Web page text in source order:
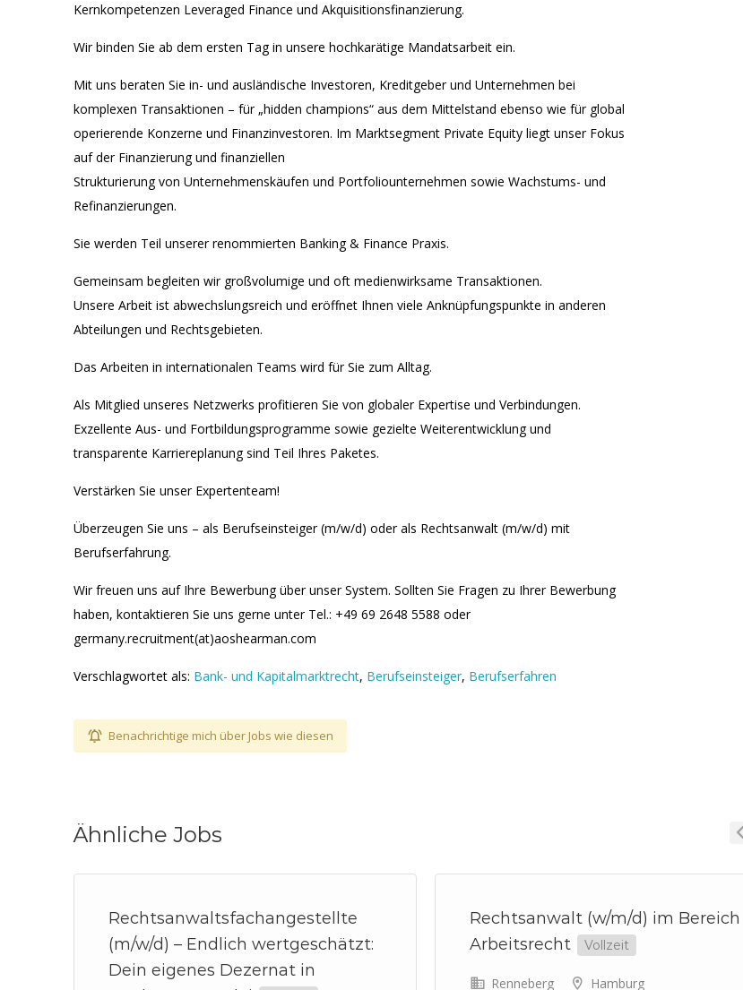
Kernkompetenzen Leveraged Finance und Akquisitionsfinanzierung.
Wir binden Sie ab dem ersten Tag in unsere hochkarätige Mandatsarbeit ein.
Mit uns beraten Sie in- und ausländische Investoren, Kreditgeber und Unternehmen bei
komplexen Transaktionen – für „hidden champions“ aus dem Mittelstand ebenso wie für global
operierende Konzerne und Finanzinvestoren. Im Marktsegment Private Equity liegt unser Fokus
auf der Finanzierung und finanziellen
Strukturierung von Unternehmenskäufen und Portfoliounternehmen sowie Wachstums- und
Refinanzierungen.
Sie werden Teil unserer renommierten Banking & Finance Praxis.
Gemeinsam begleiten wir großvolumige und oft medienwirksame Transaktionen.
Unsere Arbeit ist abwechslungsreich und eröffnet Ihnen viele Anknüpfungspunkte in anderen
Abteilungen und Rechtsgebieten.
Das Arbeiten in internationalen Teams wird für Sie zum Alltag.
Als Mitglied unseres Netzwerks profitieren Sie von globaler Expertise und Verbindungen.
Exzellente Aus- und Fortbildungsprogramme sowie gezielte Weiterentwicklung und
transparente Karriereplanung sind Teil Ihres Paketes.
Verstärken Sie unser Expertenteam!
Überzeugen Sie uns – als Berufseinsteiger (m/w/d) oder als Rechtsanwalt (m/w/d) mit
Berufserfahrung.
Wir freuen uns auf Ihre Bewerbung über unser System. Sollten Sie Fragen zu Ihrer Bewerbung
haben, kontaktieren Sie uns gerne unter Tel.: +49 69 2648 5588 oder
germany.recruitment(at)aoshearman.com
Verschlagwortet als: Bank- und Kapitalmarktrecht, Berufseinsteiger, Berufserfahren
Benachrichtige mich über Jobs wie diesen
Ähnliche Jobs
Rechtsanwaltsfachangestellte
(m/w/d) – Endlich wertgeschätzt:
Dein eigenes Dezernat in
Rechtsanwalt (w/m/d) im Bereich
Arbeitsrecht
Vollzeit
Renneberg Hamburg